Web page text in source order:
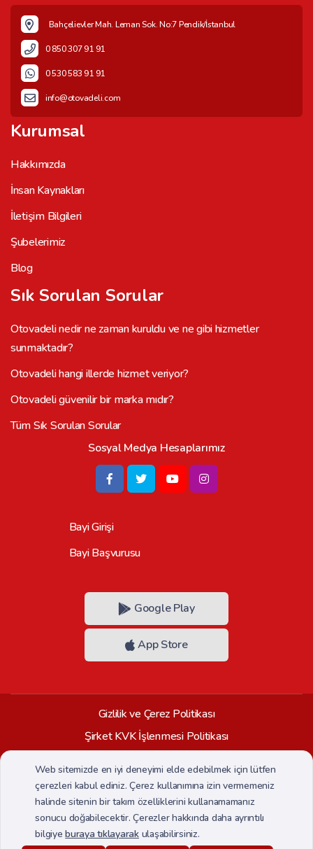
Bahçelievler Mah. Leman Sok. No:7 Pendik/İstanbul
0 850 307 91 91
0 530 583 91 91
info@otovadeli.com
Kurumsal
Hakkımızda
İnsan Kaynakları
İletişim Bilgileri
Şubelerimiz
Blog
Sık Sorulan Sorular
Otovadeli nedir ne zaman kuruldu ve ne gibi hizmetler
sunmaktadır?
Otovadeli hangi illerde hizmet veriyor?
Otovadeli güvenilir bir marka mıdır?
Tüm Sık Sorulan Sorular
Sosyal Medya Hesaplarımız
Bayi Girişi
Bayi Başvurusu
Google Play
App Store
Gizlilik ve Çerez Politikası
Şirket KVK İşlenmesi Politikası
Veri Sahibi Başvuru Formu
CCTV Aydınlatma Metni
Her hakkı saklıdır. Copyright © 2026
Web sitemizde en iyi deneyimi elde edebilmek için lütfen
çerezleri kabul ediniz. Çerez kullanımına izin vermemeniz
halinde sitenin bir takım özelliklerini kullanamamanız
sonucu doğabilecektir. Çerezler hakkında daha ayrıntılı
bilgiyeburaya tıklayarakulaşabilirsiniz.